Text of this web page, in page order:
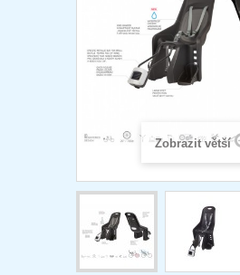
Zobrazit větší